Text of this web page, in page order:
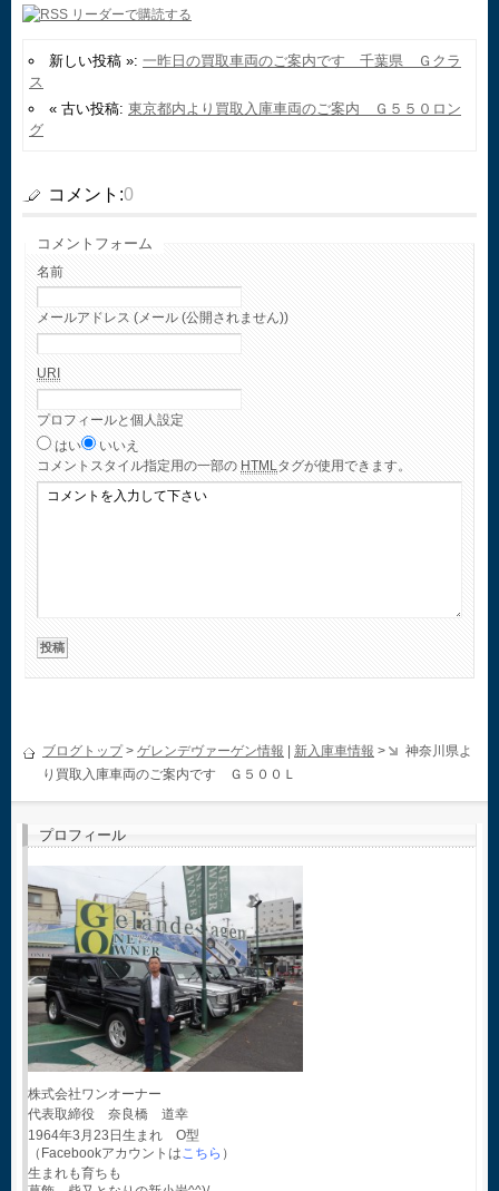
新しい投稿 »: 一昨日の買取車両のご案内です 千葉県 Ｇクラ
ス
« 古い投稿: 東京都内より買取入庫車両のご案内 Ｇ５５０ロン
グ
コメント:0
コメントフォーム
名前
メールアドレス (メール (公開されません))
URI
プロフィールと個人設定
はい
いいえ
コメント スタイル指定用の一部の HTMLタグが使用できます。
ブログトップ> ゲレンデヴァーゲン情報 新入庫車情報 >
神奈川県よ
り買取入庫車両のご案内です Ｇ５００Ｌ
プロフィール
株式会社ワンオーナー
代表取締役 奈良橋 道幸
1964年3月23日生まれ O型
（Facebookアカウントはこちら ）
生まれも育ちも